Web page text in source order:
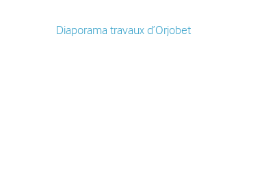
Diaporama travaux d’Orjobet